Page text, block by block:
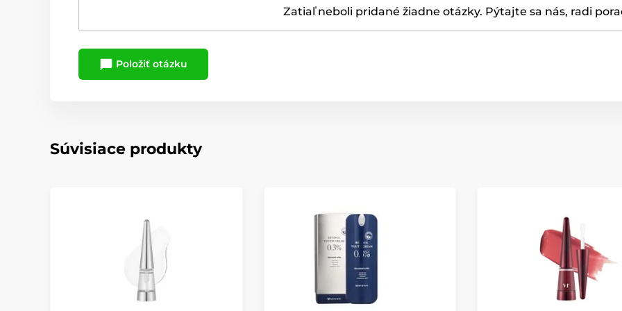
Zatiaľ neboli pridané žiadne otázky. Pýtajte sa nás, radi
Položiť otázku
Súvisiace produkty